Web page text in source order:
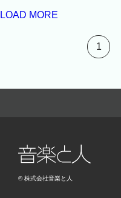
LOAD MORE
1
© 株式会社音楽と人